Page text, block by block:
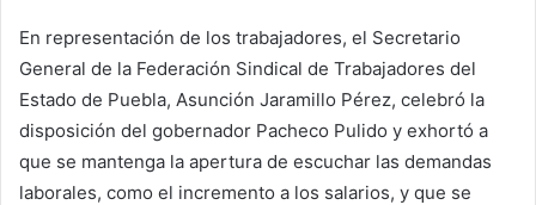
En representación de los trabajadores, el Secretario
General de la Federación Sindical de Trabajadores del
Estado de Puebla, Asunción Jaramillo Pérez, celebró la
disposición del gobernador Pacheco Pulido y exhortó a
que se mantenga la apertura de escuchar las demandas
laborales, como el incremento a los salarios, y que se